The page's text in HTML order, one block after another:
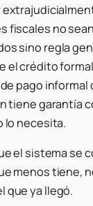
fiscales no
sino regla
el crédito
pago informal
tiene garantía
lo necesita.
el sistema se
menos tiene,
que ya llegó.